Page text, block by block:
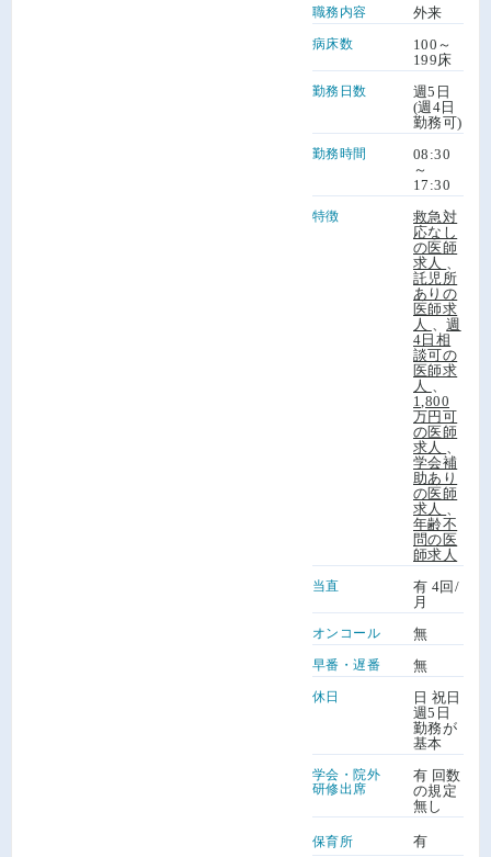
職務内容 外来
病床数
100～
199床
勤務日数
週5日
(週4日
勤務可)
勤務時間
08:30
～
17:30
特徴
救急対
応なし
の医師
求人
託児所
ありの
医師求
人
、週
4日相
談可の
医師求
人
1,800
万円可
の医師
求人
学会補
助あり
の医師
求人
年齢不
問の医
師求人
当直
有 4回/
月
オンコール 無
早番・遅番 無
休日
日 祝日
週5日
勤務が
基本
学会・院外
研修出席
有 回数
の規定
無し
保育所 有